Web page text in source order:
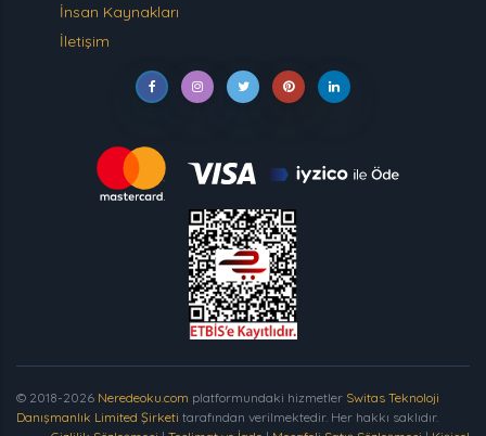
İnsan Kaynakları
İletişim
© 2018-2026 Neredeoku.com platformundaki hizmetler Switas Teknoloji
Danışmanlık Limited Şirketi tarafından verilmektedir. Her hakkı saklıdır.